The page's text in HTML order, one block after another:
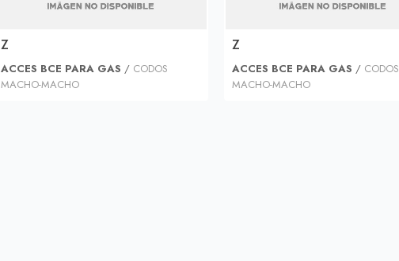
Z
ACCES BCE PARA GAS / CODOS
MACHO-MACHO
Z
ACCES BCE PARA GAS / CODOS
MACHO-MACHO